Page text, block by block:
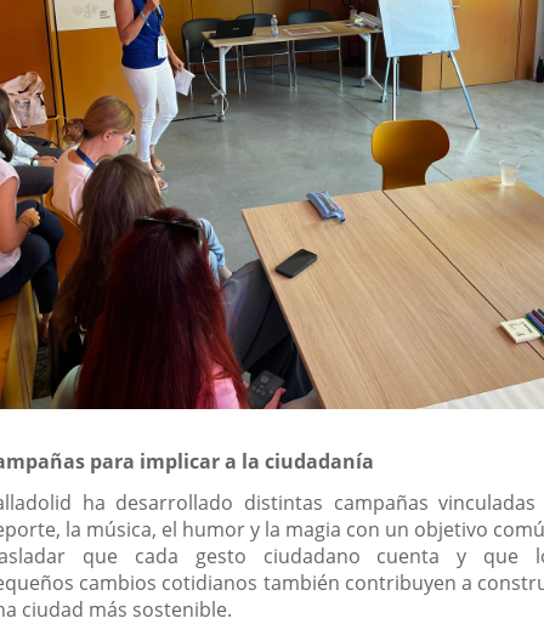
para implicar a la ciudadanía
ha desarrollado distintas campañas vinculadas
la música, el humor y la magia con un objetivo
que cada gesto ciudadano cuenta y que
cambios cotidianos también contribuyen a
ciudad más sostenible.